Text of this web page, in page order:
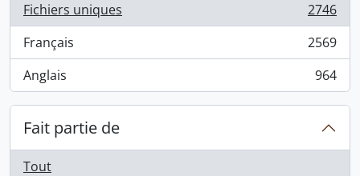
Fichiers uniques
, 2746 résultats
2746
Français
, 2569 résultats
2569
Anglais
, 964 résultats 964
Fait partie de
Tout